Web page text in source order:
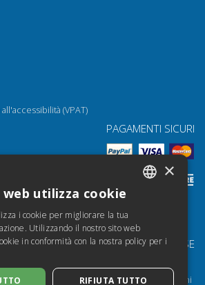
(VPAT)
PAGAMENTI SICURI
LE NOSTRE RISORSE
Torrossa per Istituzioni
FRENCH
ENGLISH
×
utilizza cookie
i cookie per migliorare la tua
Utilizzando il nostro sito web
in conformità con la nostra policy per i
RIFIUTA TUTTO